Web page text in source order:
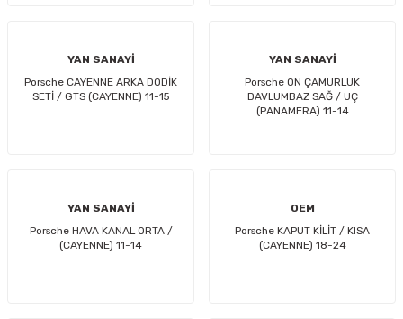
YAN SANAYİ
Porsche CAYENNE ARKA DODİK
SETİ / GTS (CAYENNE) 11-15
YAN SANAYİ
Porsche ÖN ÇAMURLUK
DAVLUMBAZ SAĞ / UÇ
(PANAMERA) 11-14
YAN SANAYİ
Porsche HAVA KANAL ORTA /
(CAYENNE) 11-14
OEM
Porsche KAPUT KİLİT / KISA
(CAYENNE) 18-24